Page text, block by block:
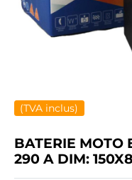
(TVA inclus)
BATERIE MOTO
290 A DIM: